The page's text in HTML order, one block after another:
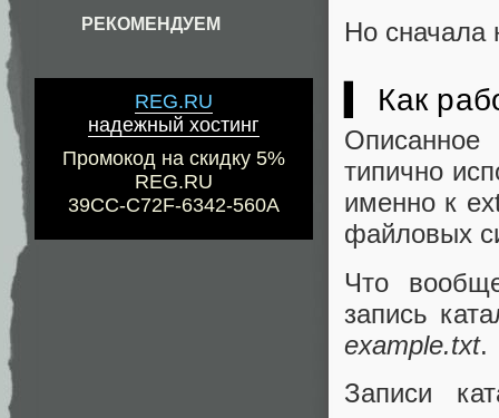
РЕКОМЕНДУЕМ
REG.RU
надежный хостинг
Промокод на скидку 5%
REG.RU
39CC-C72F-6342-560A
Но сначала
▍ Как
типично
именно к
файловых
Что
запись
example.txt.
Записи